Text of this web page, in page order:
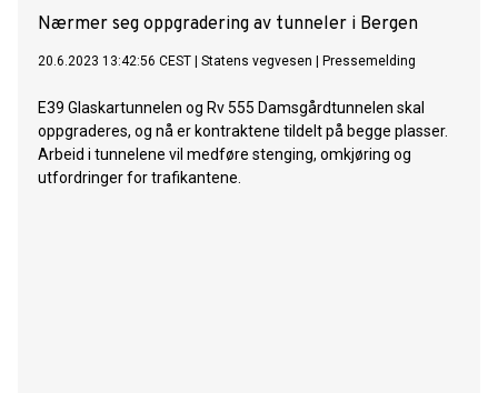
Nærmer seg oppgradering av tunneler i Bergen
20.6.2023 13:42:56 CEST Statens vegvesen Pressemelding
E39 Glaskartunnelen og Rv 555 Damsgårdtunnelen skal
oppgraderes, og nå er kontraktene tildelt på begge plasser.
Arbeid i tunnelene vil medføre stenging, omkjøring og
utfordringer for trafikantene.